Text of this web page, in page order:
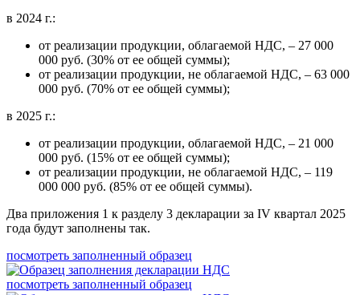
в 2024 г.:
от реализации продукции, облагаемой НДС, – 27 000
000 руб. (30% от ее общей суммы);
от реализации продукции, не облагаемой НДС, – 63 000
000 руб. (70% от ее общей суммы);
в 2025 г.:
от реализации продукции, облагаемой НДС, – 21 000
000 руб. (15% от ее общей суммы);
от реализации продукции, не облагаемой НДС, – 119
000 000 руб. (85% от ее общей суммы).
Два приложения 1 к разделу 3 декларации за IV квартал 2025
года будут заполнены так.
посмотреть заполненный образец
посмотреть заполненный образец